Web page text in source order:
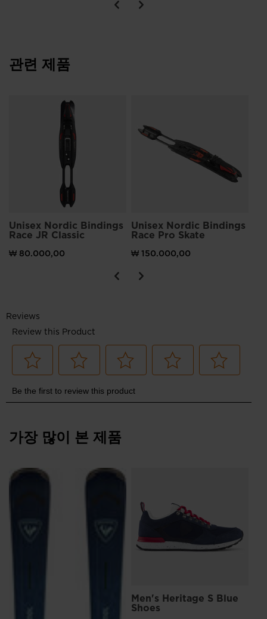
관련 제품
Unisex Nordic Bindings
Race JR Classic
₩ 80.000,00
Unisex Nordic Bindings
Race Pro Skate
₩ 150.000,00
가장 많이 본 제품
Men's Heritage S Blue
Shoes